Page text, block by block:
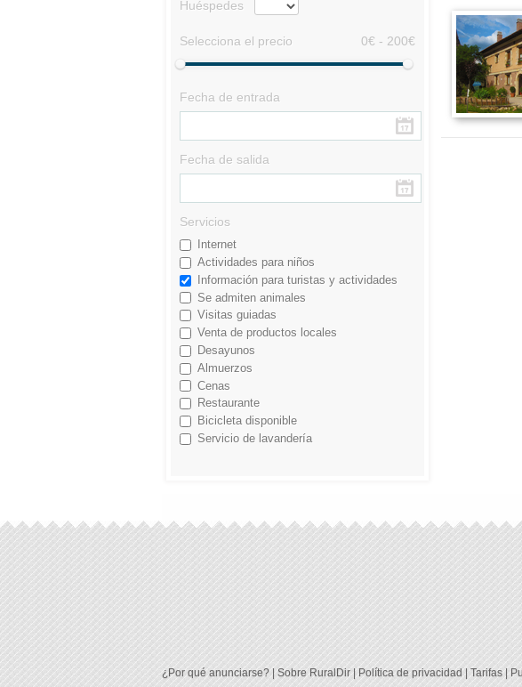
Huéspedes
Selecciona el precio 0€ - 200€
Fecha de entrada
Fecha de salida
Servicios
Internet
Actividades para niños
Información para turistas y actividades
Se admiten animales
Visitas guiadas
Venta de productos locales
Desayunos
Almuerzos
Cenas
Restaurante
Bicicleta disponible
Servicio de lavandería
¿Por qué anunciarse?| Sobre RuralDir | Política de privacidad|Tarifas |